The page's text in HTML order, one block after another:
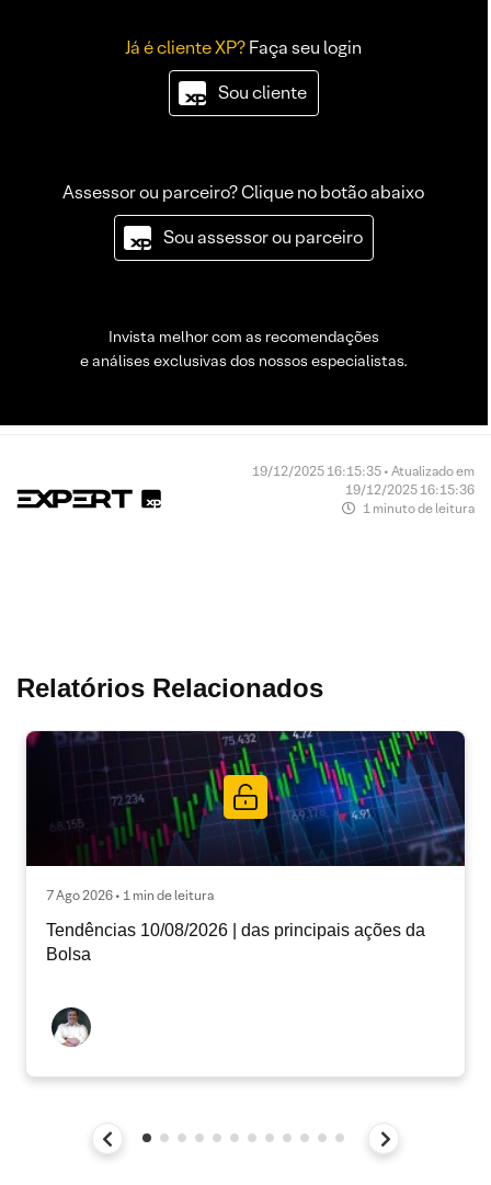
Já é cliente XP?Faça seu login
Sou cliente
Assessor ou parceiro? Clique no botão abaixo
Sou assessor ou parceiro
Invista melhor com as recomendações
e análises exclusivas dos nossos especialistas.
19/12/2025 16:15:35 • Atualizado em
19/12/2025 16:15:36
1 minuto de leitura
Relatórios Relacionados
7 Ago 2026 • 1 min de leitura
Tendências 10/08/2026 | das principais ações da
Bolsa